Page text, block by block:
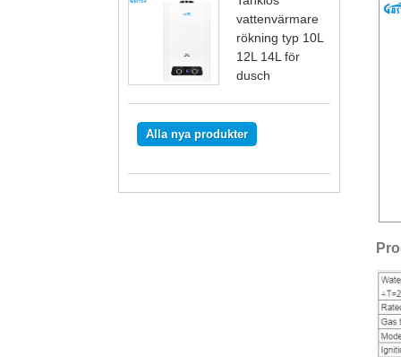
vattenvärmare
rökning typ 10L
12L 14L för
dusch
Alla nya produkter